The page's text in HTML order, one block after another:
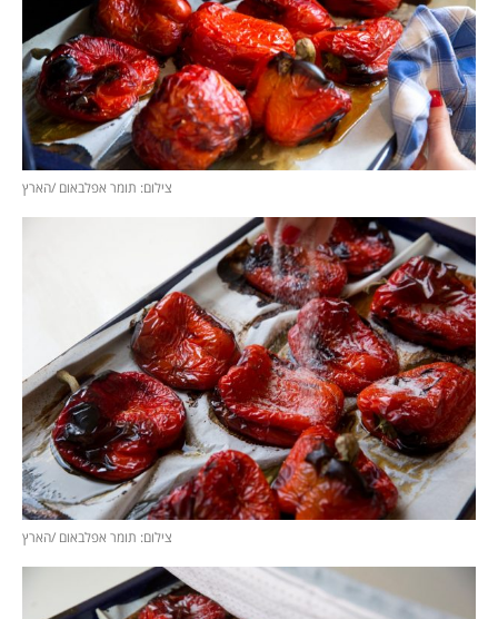
צילום: תומר אפלבאום /הארץ
צילום: תומר אפלבאום /הארץ